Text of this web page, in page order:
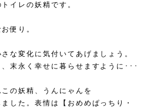
イレの妖精です。
便り。
な変化に気付いてあげましょう。
末永く幸せに暮らせますように･･･
の妖精、うんにゃんを
した。表情は【おめめぱっちり・